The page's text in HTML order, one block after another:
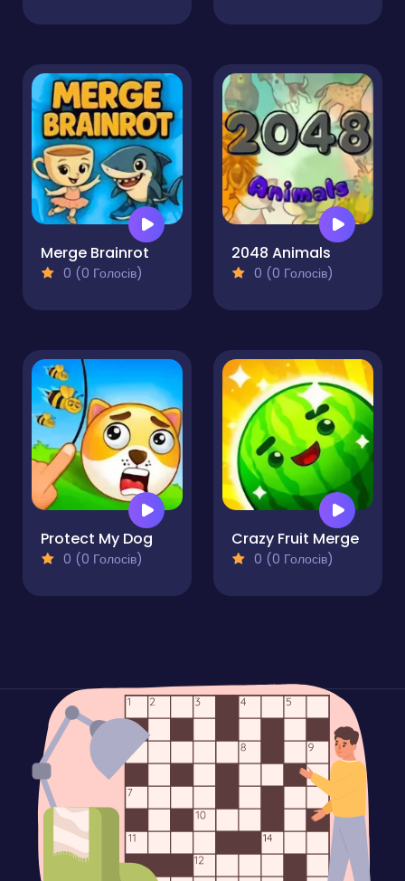
Merge Brainrot
0 (0 Голосів)
2048 Animals
0 (0 Голосів)
Protect My Dog
0 (0 Голосів)
Crazy Fruit Merge
0 (0 Голосів)